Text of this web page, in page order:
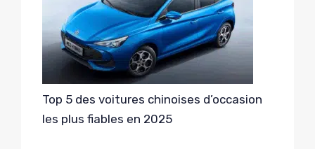
Top 5 des voitures chinoises d’occasion
les plus fiables en 2025